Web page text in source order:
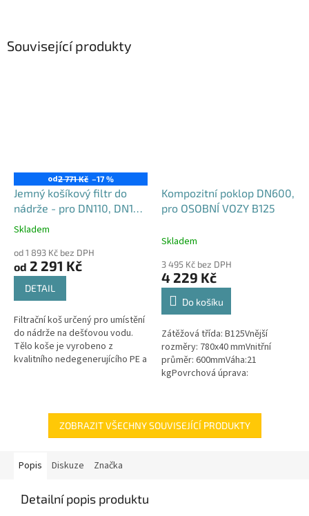
Související produkty
od2 771 Kč –17 %
Jemný košíkový filtr do
nádrže - pro DN110, DN125
i DN160
Průměrné
produktu
je
hvězdiček.
Skladem
od 1 893 Kč bez DPH
od 2 291 Kč
DETAIL
Filtrační koš určený pro umístění
do nádrže na dešťovou vodu.
Tělo koše je vyrobeno z
kvalitního nedegenerujícího PE a
Kompozitní poklop DN600,
pro OSOBNÍ VOZY B125
Skladem
3 495 Kč bez DPH
4 229 Kč
Do košíku
Zátěžová třída: B125Vnější
rozměry: 780x40 mmVnitřní
průměr: 600mmVáha:21
kgPovrchová úprava:
ZOBRAZIT VŠECHNY SOUVISEJÍCÍ PRODUKTY
Popis Diskuze Značka
Detailní popis produktu